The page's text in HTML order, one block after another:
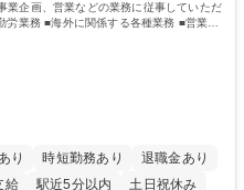
業企画、営業などの業務に従事していただ
業務 ■海外に関係する各種業務 ■営業部
り 時短勤務あり
退職金あり
給 駅近5分以内
土日祝休み